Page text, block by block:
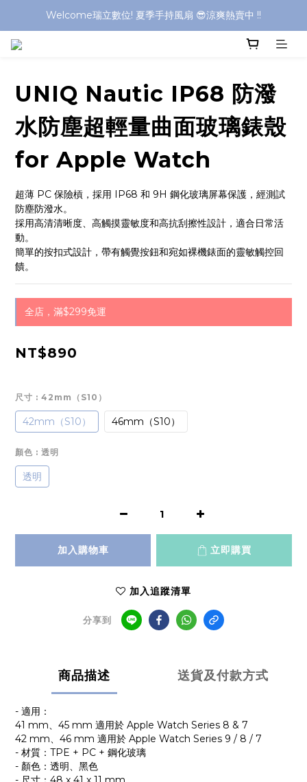
Welcome瑞立數位! 夏季手持風扇 😎涼爽熱賣中 !!
Welcome瑞立數位! 夏季手持風扇 😎涼爽熱賣中 !!
Welcome瑞立數位! 夏季手持風扇 😎涼爽熱賣中 !!
UNIQ Nautic IP68 防潑
水防塵超輕量曲面玻璃錶殼
for Apple Watch
超薄 PC 保險槓，採用 IP68 和 9H 鋼化玻璃屏幕保護，經測試
防塵防潑水。
採用高清清晰度、高觸摸靈敏度和高抗刮擦性設計，適合日常活
動。
簡單的按扣式設計，帶有觸覺按鈕和宛如裸機錶面的靈敏觸控回
饋。
全店，滿$299免運
NT$890
尺寸 : 42mm（S10）
42mm（S10） 46mm（S10）
顏色 : 透明
透明
加入購物車 立即購買
加入追蹤清單
分享到
商品描述 送貨及付款方式
- 適用：
41 mm、45 mm 適用於 Apple Watch Series 8 & 7
42 mm、46 mm 適用於 Apple Watch Series 9 / 8 / 7
- 材質：TPE + PC + 鋼化玻璃
- 顏色：透明、黑色